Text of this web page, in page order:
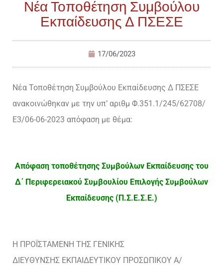
Νέα Τοποθέτηση Συμβούλου
Εκπαίδευσης Δ ΠΣΕΣΕ
17/06/2023
Νέα Τοποθέτηση Συμβούλου Εκπαίδευσης Δ ΠΣΕΣΕ
ανακοινώθηκαν με την υπ’ αριθμ Φ.351.1/245/62708/
Ε3/06-06-2023 απόφαση με θέμα:
Απόφαση τοποθέτησης Συμβούλων Εκπαίδευσης του
Δ΄ Περιφερειακού Συμβουλίου Επιλογής Συμβούλων
Εκπαίδευσης (Π.Σ.Ε.Σ.Ε.)
Η ΠΡΟΪΣΤΑΜΕΝΗ ΤΗΣ ΓΕΝΙΚΗΣ
ΔΙΕΥΘΥΝΣΗΣ ΕΚΠΑΙΔΕΥΤΙΚΟΥ ΠΡΟΣΩΠΙΚΟΥ Α/